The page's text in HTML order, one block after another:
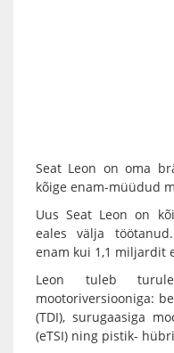
Seat Leon on oma
kõige enam-müüdud
Uus Seat Leon on
eales välja
enam kui 1,1 miljardit
Leon tuleb
mootoriversiooniga:
(TDI), surugaasiga
(eTSI) ning pistik-